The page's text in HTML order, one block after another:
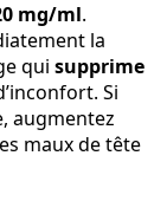
mg/ml.
la
qui supprime
Si
augmentez
maux de tête